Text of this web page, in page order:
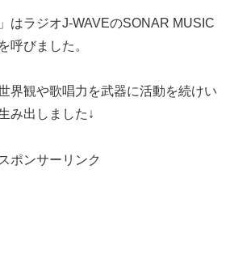
はラジオJ-WAVEのSONAR MUSIC
呼びました。
界観や歌唱力を武器に活動を続けい
み出しました↓
スポンサーリンク